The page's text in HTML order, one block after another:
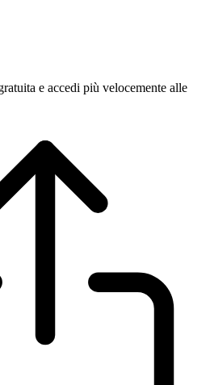
e accedi più velocemente alle